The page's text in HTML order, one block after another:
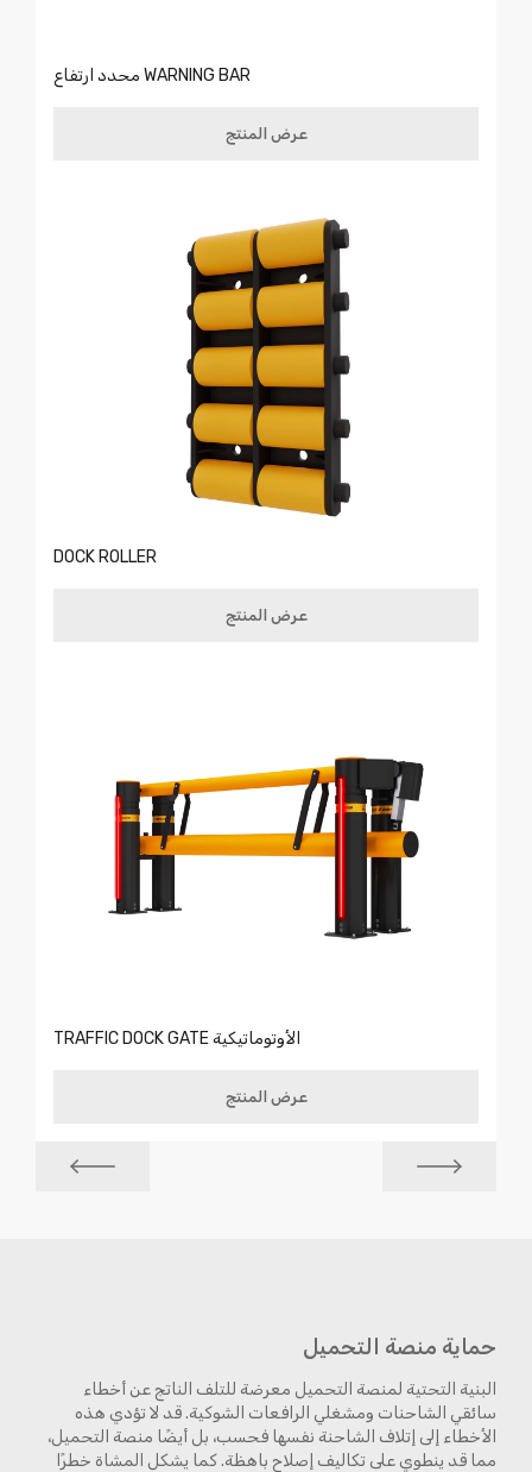
محدد ارتفاع WARNING BAR
عرض المنتج
DOCK ROLLER
عرض المنتج
TRAFFIC DOCK GATE الأوتوماتيكية
عرض المنتج
حماية منصة التحميل
البنية التحتية لمنصة التحميل معرضة للتلف الناتج عن أخطاء
سائقي الشاحنات ومشغلي الرافعات الشوكية. قد لا تؤدي هذه
الأخطاء إلى إتلاف الشاحنة نفسها فحسب، بل أيضًا منصة التحميل،
مما قد ينطوي على تكاليف إصلاح باهظة. كما يشكل المشاة خطرًا